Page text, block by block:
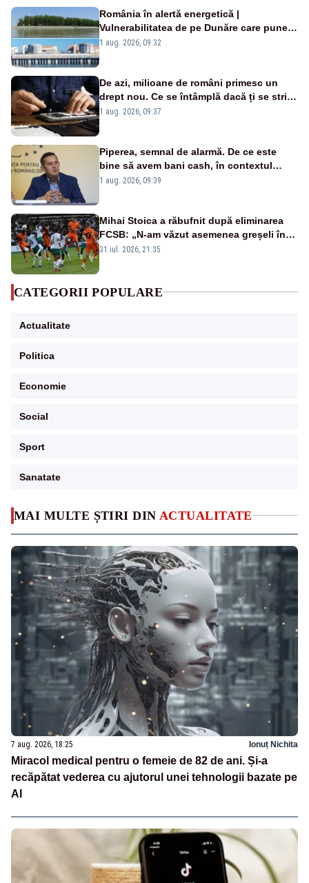
MAI MULTE ȘTIRI DIN ACTUALITATE
7 aug. 2026, 18:25 Ionuț Nichita
Miracol medical pentru o femeie de 82 de ani. Și-a
recăpătat vederea cu ajutorul unei tehnologii bazate pe
AI
România în alertă energetică |
Vulnerabilitatea de pe Dunăre care pune
în pericol Centrala Cernavodă era
1 aug. 2026, 09:32
De azi, milioane de români primesc un
drept nou. Ce se întâmplă dacă ți se strică
un produs
1 aug. 2026, 09:37
Piperea, semnal de alarmă. De ce este
bine să avem bani cash, în contextul
alertei energetice?
1 aug. 2026, 09:39
Mihai Stoica a răbufnit după eliminarea
FCSB: „N-am văzut asemenea greșeli în
190 de meciuri europene”
31 iul. 2026, 21:35
CATEGORII POPULARE
Actualitate
Politica
Economie
Social
Sport
Sanatate